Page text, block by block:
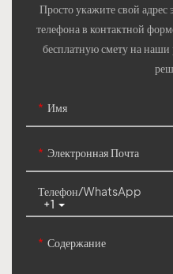
Просто укажите свой
телефона в контактной
бесплатную смету на наши
Имя
Электронная Почта
+1
Телефон/WhatsApp
Содержание